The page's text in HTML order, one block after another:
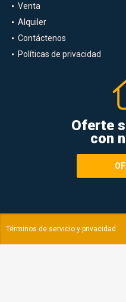
Venta
Alquiler
Contáctenos
Políticas de privacidad
Oferte
con
Términos de servicio y privacidad